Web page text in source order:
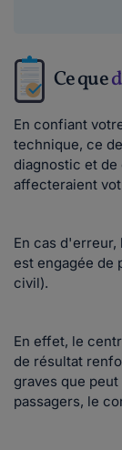
Ce que
En confiant
technique, ce
diagnostic et
affecteraient
En cas
est engagée de
civil).
En effet, le
de résultat
graves que
passagers, le